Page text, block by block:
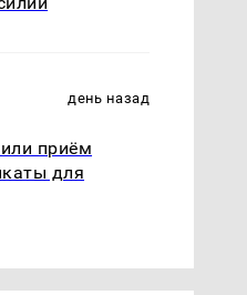
день назад
приём
для